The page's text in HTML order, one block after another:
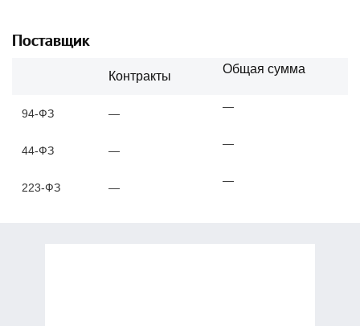
Поставщик
Контракты
Общая сумма
94-ФЗ —
—
44-ФЗ —
—
223-ФЗ —
—